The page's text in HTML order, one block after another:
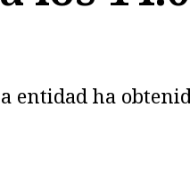
entidad ha